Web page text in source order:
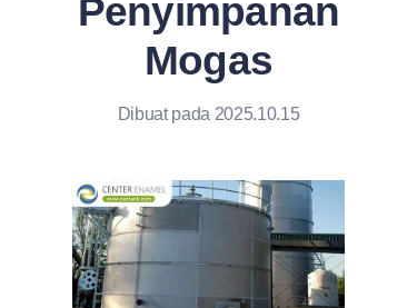
Penyimpanan
Mogas
Dibuat pada 2025.10.15